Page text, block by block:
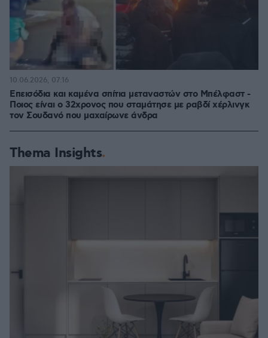
Επεισόδια και καμένα σπίτια μεταναστών στο Μπέλφαστ -
Ποιος είναι ο 32χρονος που σταμάτησε με ραβδί χέρλινγκ
τον Σουδανό που μαχαίρωνε άνδρα
10.06.2026, 07:16
Thema Insights